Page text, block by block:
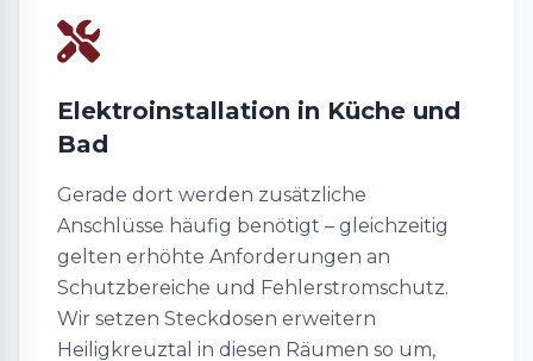
Elektroinstallation in Küche und
Bad
Gerade dort werden zusätzliche
Anschlüsse häufig benötigt – gleichzeitig
gelten erhöhte Anforderungen an
Schutzbereiche und Fehlerstromschutz.
Wir setzen Steckdosen erweitern
Heiligkreuztal in diesen Räumen so um,